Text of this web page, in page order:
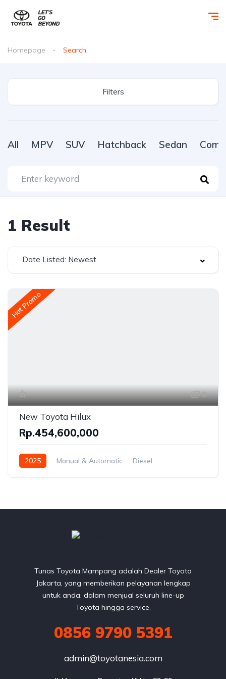
Homepage Search
Filters
All MPV SUV Hatchback Sedan
1 Result
Date Listed: Newest
Hot Promo
8
New Toyota Hilux
Rp.454,600,000
2025 Manual & Automatic
Diesel
Tunas Toyota Mampang adalah Dealer Toyota
Jakarta, yang memberikan pelayanan lengkap
untuk anda, dalam menjual seluruh line-up
Toyota hingga service.
0856 9790 5391
admin@toyotanesia.com